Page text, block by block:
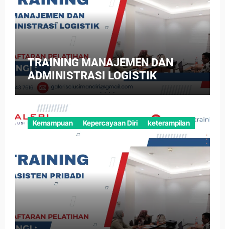
TRAINING MANAJEMEN DAN
ADMINISTRASI LOGISTIK
Kemampuan Kepercayaan Diri keterampilan